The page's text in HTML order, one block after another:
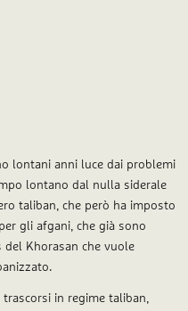
lontani anni luce dai problemi
lontano dal nulla siderale
taliban, che però ha imposto
gli afgani, che già sono
Khorasan che vuole
trascorsi in regime taliban,